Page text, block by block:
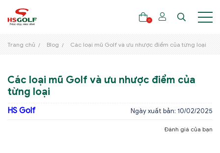
THƯƠNG HIỆU
GẬY GOLF
0
Trang chủ Blog Các loại mũ Golf và ưu nhược điểm của từng loại
Các loại mũ Golf và ưu nhược điểm của
từng loại
HS Golf Ngày xuất bản: 10/02/2025
Đánh giá của bạn